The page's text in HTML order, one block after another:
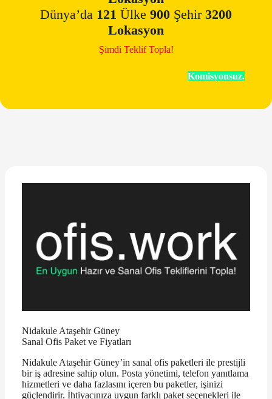
Dünya’da 121 Ülke 900 Şehir 3200
Lokasyon
Şimdi Teklif Topla!
Komisyonsuz.
Nidakule Ataşehir Güney
Sanal Ofis Paket ve Fiyatları
Nidakule Ataşehir Güney’in sanal ofis paketleri ile prestijli
bir iş adresine sahip olun. Posta yönetimi, telefon yanıtlama
hizmetleri ve daha fazlasını içeren bu paketler, işinizi
güçlendirir. İhtiyacınıza uygun farklı paket seçenekleri ile